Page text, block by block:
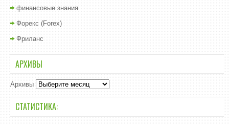
финансовые знания
Форекс (Forex)
Фриланс
АРХИВЫ
Архивы
СТАТИСТИКА: